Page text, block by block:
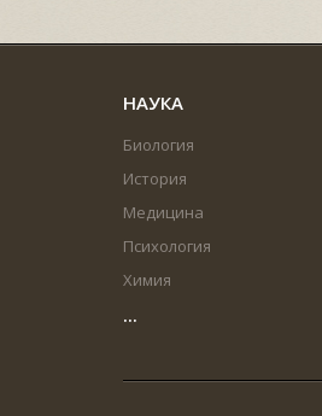
НАУКА
Биология
История
Медицина
Психология
Химия
...